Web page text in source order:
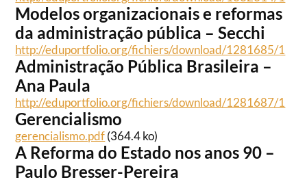
Modelos organizacionais e reformas
da administração pública – Secchi
http://eduportfolio.org/fichiers/download/1281685/1
Administração Pública Brasileira –
Ana Paula
http://eduportfolio.org/fichiers/download/1281687/1
Gerencialismo
gerencialismo.pdf(364.4 ko)
A Reforma do Estado nos anos 90 –
Paulo Bresser-Pereira